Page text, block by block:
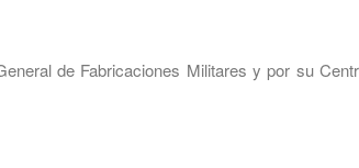
de Fabricaciones Militares y por su